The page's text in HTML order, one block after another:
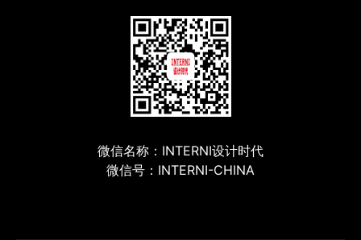
微信名称：INTERNI设计时代
微信号：INTERNI-CHINA